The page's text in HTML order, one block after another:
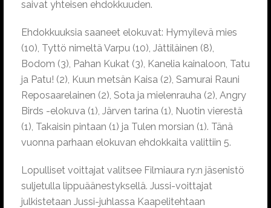
saivat yhteisen ehdokkuuden.
Ehdokkuuksia saaneet elokuvat: Hymyilevä mies
(10), Tyttö nimeltä Varpu (10), Jättiläinen (8),
Bodom (3), Pahan Kukat (3), Kanelia kainaloon, Tatu
ja Patu! (2), Kuun metsän Kaisa (2), Samurai Rauni
Reposaarelainen (2), Sota ja mielenrauha (2), Angry
Birds -elokuva (1), Järven tarina (1), Nuotin vierestä
(1), Takaisin pintaan (1) ja Tulen morsian (1). Tänä
vuonna parhaan elokuvan ehdokkaita valittiin 5.
Lopulliset voittajat valitsee Filmiaura ry:n jäsenistö
suljetulla lippuäänestyksellä. Jussi-voittajat
julkistetaan Jussi-juhlassa Kaapelitehtaan